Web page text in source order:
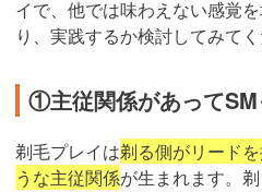
イで、他では味わえない感覚
り、実践するか検討してみてく
①主従関係があって
剃毛プレイは剃る側がリード
うな主従関係が生まれます。